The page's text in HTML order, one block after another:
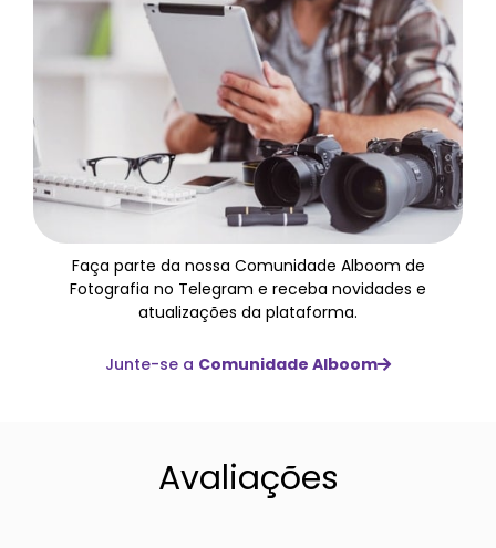
Faça parte da nossa Comunidade Alboom de
Fotografia no Telegram e receba novidades e
atualizações da plataforma.
Junte-se a Comunidade Alboom
Avaliações